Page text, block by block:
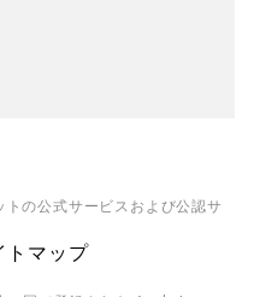
の公式サービスおよび公認サ
トマップ